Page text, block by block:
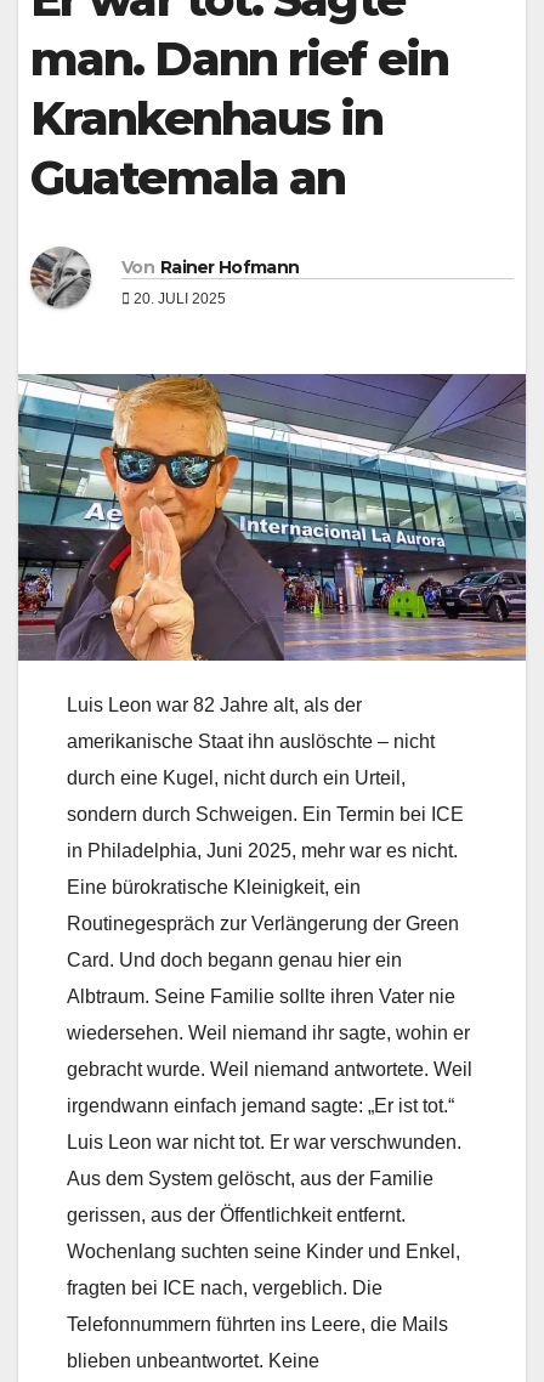
man. Dann rief ein
Krankenhaus in
Guatemala an
Von Rainer Hofmann
20. JULI 2025
Luis Leon war 82 Jahre alt, als der
amerikanische Staat ihn auslöschte – nicht
durch eine Kugel, nicht durch ein Urteil,
sondern durch Schweigen. Ein Termin bei ICE
in Philadelphia, Juni 2025, mehr war es nicht.
Eine bürokratische Kleinigkeit, ein
Routinegespräch zur Verlängerung der Green
Card. Und doch begann genau hier ein
Albtraum. Seine Familie sollte ihren Vater nie
wiedersehen. Weil niemand ihr sagte, wohin er
gebracht wurde. Weil niemand antwortete. Weil
irgendwann einfach jemand sagte: „Er ist tot.“
Luis Leon war nicht tot. Er war verschwunden.
Aus dem System gelöscht, aus der Familie
gerissen, aus der Öffentlichkeit entfernt.
Wochenlang suchten seine Kinder und Enkel,
fragten bei ICE nach, vergeblich. Die
Telefonnummern führten ins Leere, die Mails
blieben unbeantwortet. Keine